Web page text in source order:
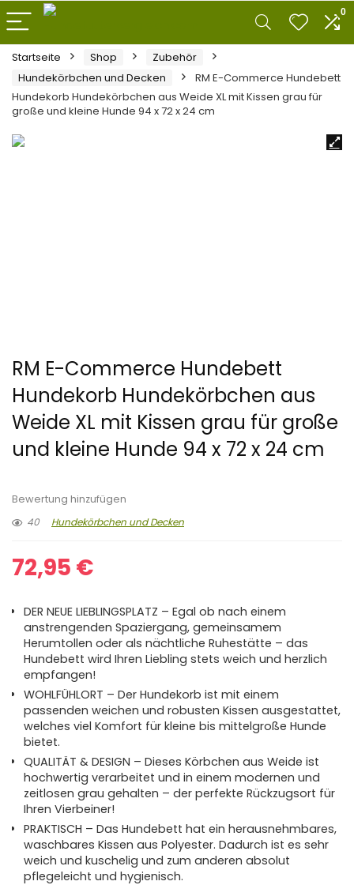
0
Startseite Shop
Zubehör
Hundekörbchen und Decken
RM E-Commerce Hundebett
Hundekorb Hundekörbchen aus Weide XL mit Kissen grau für
große und kleine Hunde 94 x 72 x 24 cm
RM E-Commerce Hundebett
Hundekorb Hundekörbchen aus
Weide XL mit Kissen grau für große
und kleine Hunde 94 x 72 x 24 cm
Bewertung hinzufügen
40
Hundekörbchen und Decken
72,95 €
DER NEUE LIEBLINGSPLATZ – Egal ob nach einem
anstrengenden Spaziergang, gemeinsamem
Herumtollen oder als nächtliche Ruhestätte – das
Hundebett wird Ihren Liebling stets weich und herzlich
empfangen!
WOHLFÜHLORT – Der Hundekorb ist mit einem
passenden weichen und robusten Kissen ausgestattet,
welches viel Komfort für kleine bis mittelgroße Hunde
bietet.
QUALITÄT & DESIGN – Dieses Körbchen aus Weide ist
hochwertig verarbeitet und in einem modernen und
zeitlosen grau gehalten – der perfekte Rückzugsort für
Ihren Vierbeiner!
PRAKTISCH – Das Hundebett hat ein herausnehmbares,
waschbares Kissen aus Polyester. Dadurch ist es sehr
weich und kuschelig und zum anderen absolut
pflegeleicht und hygienisch.